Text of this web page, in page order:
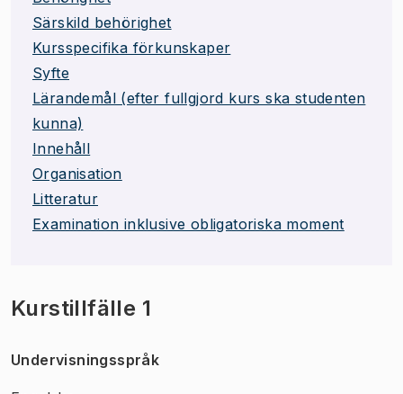
Särskild behörighet
Kursspecifika förkunskaper
Syfte
Lärandemål (efter fullgjord kurs ska studenten
kunna)
Innehåll
Organisation
Litteratur
Examination inklusive obligatoriska moment
Kurstillfälle 1
Undervisningsspråk